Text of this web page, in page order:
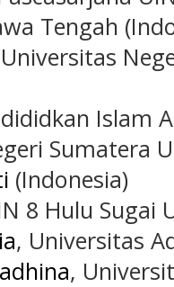
Tengah
Islam
Sumatera
(Indonesia)
8 Hulu Sugai
, Universitas
,